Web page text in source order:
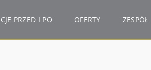
PRZED I PO OFERTY ZESPÓŁ